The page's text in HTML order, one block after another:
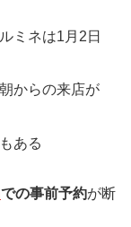
ミネは1月2日
からの来店が
ある
での事前予約が断